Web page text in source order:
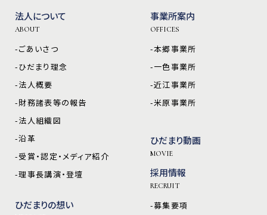
法人について
ABOUT
-ごあいさつ
-ひだまり理念
-法人概要
-財務諸表等の報告
-法人組織図
-沿革
-受賞・認定・メディア紹介
-理事長講演・登壇
ひだまりの想い
事業所案内
OFFICES
-本郷事業所
-一色事業所
-近江事業所
-米原事業所
ひだまり動画
MOVIE
採用情報
RECRUIT
-募集要項